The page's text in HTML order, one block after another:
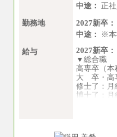
中途： 正
勤務地
2027新卒：
中途：
※本
給与
2027新卒：
▼総合職
高専卒（本
大 卒・高
修士了：月
博士了：月